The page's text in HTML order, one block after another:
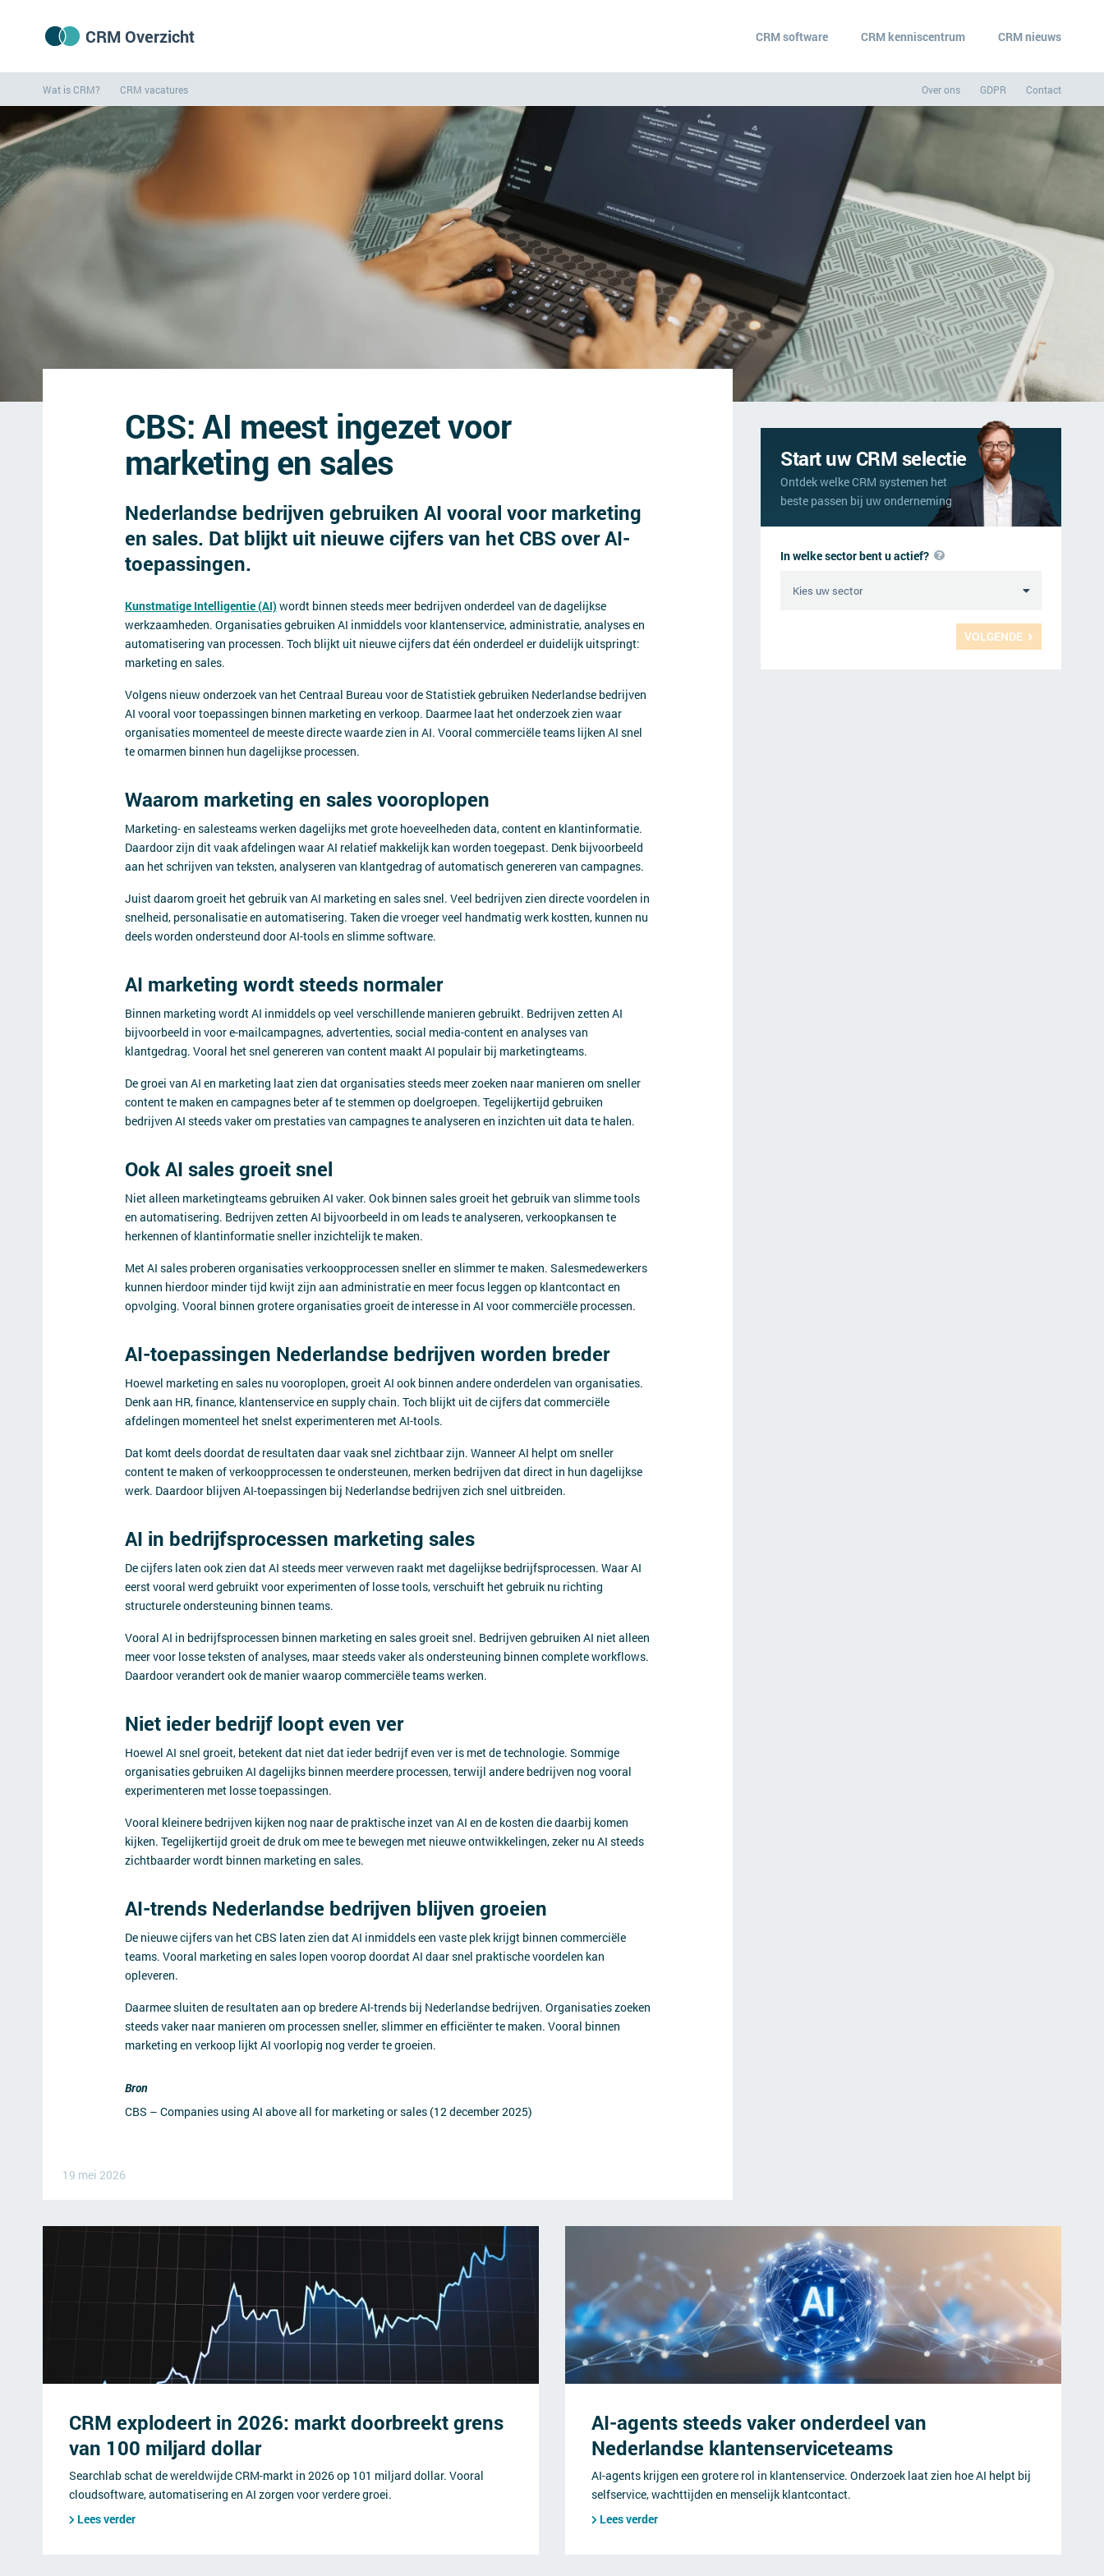
CRM Overzicht CRM software CRM kenniscentrum CRM nieuws
Wat is CRM? CRM vacatures Over ons GDPR Contact
CBS: AI meest ingezet voor
marketing en sales
Nederlandse bedrijven gebruiken AI vooral voor marketing
en sales. Dat blijkt uit nieuwe cijfers van het CBS over AI-
toepassingen.
Kunstmatige Intelligentie (AI) wordt binnen steeds meer bedrijven onderdeel van de dagelijkse
werkzaamheden. Organisaties gebruiken AI inmiddels voor klantenservice, administratie, analyses en
automatisering van processen. Toch blijkt uit nieuwe cijfers dat één onderdeel er duidelijk uitspringt:
marketing en sales.
Volgens nieuw onderzoek van het Centraal Bureau voor de Statistiek gebruiken Nederlandse bedrijven
AI vooral voor toepassingen binnen marketing en verkoop. Daarmee laat het onderzoek zien waar
organisaties momenteel de meeste directe waarde zien in AI. Vooral commerciële teams lijken AI snel
te omarmen binnen hun dagelijkse processen.
Waarom marketing en sales vooroplopen
Marketing- en salesteams werken dagelijks met grote hoeveelheden data, content en klantinformatie.
Daardoor zijn dit vaak afdelingen waar AI relatief makkelijk kan worden toegepast. Denk bijvoorbeeld
aan het schrijven van teksten, analyseren van klantgedrag of automatisch genereren van campagnes.
Juist daarom groeit het gebruik van AI marketing en sales snel. Veel bedrijven zien directe voordelen in
snelheid, personalisatie en automatisering. Taken die vroeger veel handmatig werk kostten, kunnen nu
deels worden ondersteund door AI-tools en slimme software.
AI marketing wordt steeds normaler
Binnen marketing wordt AI inmiddels op veel verschillende manieren gebruikt. Bedrijven zetten AI
bijvoorbeeld in voor e-mailcampagnes, advertenties, social media-content en analyses van
klantgedrag. Vooral het snel genereren van content maakt AI populair bij marketingteams.
De groei van AI en marketing laat zien dat organisaties steeds meer zoeken naar manieren om sneller
content te maken en campagnes beter af te stemmen op doelgroepen. Tegelijkertijd gebruiken
bedrijven AI steeds vaker om prestaties van campagnes te analyseren en inzichten uit data te halen.
Ook AI sales groeit snel
Niet alleen marketingteams gebruiken AI vaker. Ook binnen sales groeit het gebruik van slimme tools
en automatisering. Bedrijven zetten AI bijvoorbeeld in om leads te analyseren, verkoopkansen te
herkennen of klantinformatie sneller inzichtelijk te maken.
Met AI sales proberen organisaties verkoopprocessen sneller en slimmer te maken. Salesmedewerkers
kunnen hierdoor minder tijd kwijt zijn aan administratie en meer focus leggen op klantcontact en
opvolging. Vooral binnen grotere organisaties groeit de interesse in AI voor commerciële processen.
AI-toepassingen Nederlandse bedrijven worden breder
Hoewel marketing en sales nu vooroplopen, groeit AI ook binnen andere onderdelen van organisaties.
Denk aan HR, finance, klantenservice en supply chain. Toch blijkt uit de cijfers dat commerciële
afdelingen momenteel het snelst experimenteren met AI-tools.
Dat komt deels doordat de resultaten daar vaak snel zichtbaar zijn. Wanneer AI helpt om sneller
content te maken of verkoopprocessen te ondersteunen, merken bedrijven dat direct in hun dagelijkse
werk. Daardoor blijven AI-toepassingen bij Nederlandse bedrijven zich snel uitbreiden.
AI in bedrijfsprocessen marketing sales
De cijfers laten ook zien dat AI steeds meer verweven raakt met dagelijkse bedrijfsprocessen. Waar AI
eerst vooral werd gebruikt voor experimenten of losse tools, verschuift het gebruik nu richting
structurele ondersteuning binnen teams.
Vooral AI in bedrijfsprocessen binnen marketing en sales groeit snel. Bedrijven gebruiken AI niet alleen
meer voor losse teksten of analyses, maar steeds vaker als ondersteuning binnen complete workflows.
Daardoor verandert ook de manier waarop commerciële teams werken.
Niet ieder bedrijf loopt even ver
Hoewel AI snel groeit, betekent dat niet dat ieder bedrijf even ver is met de technologie. Sommige
organisaties gebruiken AI dagelijks binnen meerdere processen, terwijl andere bedrijven nog vooral
experimenteren met losse toepassingen.
Vooral kleinere bedrijven kijken nog naar de praktische inzet van AI en de kosten die daarbij komen
kijken. Tegelijkertijd groeit de druk om mee te bewegen met nieuwe ontwikkelingen, zeker nu AI steeds
zichtbaarder wordt binnen marketing en sales.
AI-trends Nederlandse bedrijven blijven groeien
De nieuwe cijfers van het CBS laten zien dat AI inmiddels een vaste plek krijgt binnen commerciële
teams. Vooral marketing en sales lopen voorop doordat AI daar snel praktische voordelen kan
opleveren.
Daarmee sluiten de resultaten aan op bredere AI-trends bij Nederlandse bedrijven. Organisaties zoeken
steeds vaker naar manieren om processen sneller, slimmer en efficiënter te maken. Vooral binnen
marketing en verkoop lijkt AI voorlopig nog verder te groeien.
Bron
CBS – Companies using AI above all for marketing or sales (12 december 2025)
19 mei 2026
Start uw CRM selectie
Ontdek welke CRM systemen het
beste passen bij uw onderneming
VOLGENDE
In welke sector bent u actief?
CRM explodeert in 2026: markt doorbreekt grens
van 100 miljard dollar
Searchlab schat de wereldwijde CRM-markt in 2026 op 101 miljard dollar. Vooral
cloudsoftware, automatisering en AI zorgen voor verdere groei.
Lees verder
AI-agents steeds vaker onderdeel van
Nederlandse klantenserviceteams
AI-agents krijgen een grotere rol in klantenservice. Onderzoek laat zien hoe AI helpt bij
selfservice, wachttijden en menselijk klantcontact.
Lees verder